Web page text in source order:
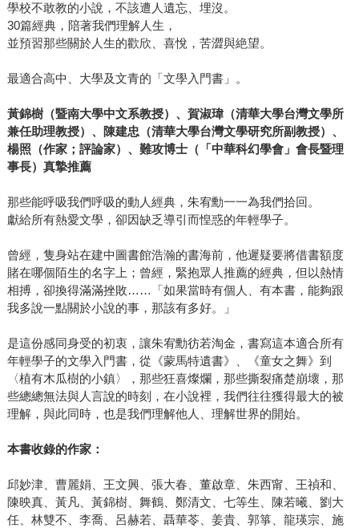
學校不敢教的小說，不該遭人遺忘、埋沒。
30篇經典，陪著我們理解人生，
並預習那些關於人生的歡欣、喜悅，苦澀與絶望。
最適合高中、大學及文青的「文學入門書」。
黃錦樹（暨南大學中文系教授）、賀淑瑋（清華大學台灣文學所
兼任助理教授）、陳建忠（清華大學台灣文學研究所副教授）、
楊照（作家；評論家）、難攻博士（「中華科幻學會」會長暨理
事長）真摯推薦
那些能呼吸我們呼吸的動人經典，朱宥勳一一為我們拾回。
獻給所有熱愛文學，卻因缺乏導引而惶惑的年輕學子。
曾經，隻身站在建中圖書館浩瀚的書海前，他遲疑要將借書額度
賭在哪個陌生的名字上；曾經，緊抱眾人推薦的經典，但以熱情
相搏，卻換得滿滿挫敗……「如果當時有個人、有本書，能夠跟
我多說一點關於小說的事，那該有多好。」
是這份感同身受的初衷，讓朱宥勳彷若淘金，書寫這本適合所有
年輕學子的文學入門書，從《蒙馬特遺書》、《童女之舞》到
〈植有木瓜樹的小鎮〉，那些狂喜燦爛，那些撕裂痛楚崩壞，那
些總總無法與人言說的時刻，在小說裡，我們往往獲得最大的被
理解，與此同時，也是我們理解他人、理解世界的開始。
本書收錄的作家：
邱妙津、曹麗娟、王文興、張大春、董啟章、朱西甯、王禎和、
陳映真、黃凡、黃錦樹、舞鶴、鄭清文、七等生、陳若曦、劉大
任、林雙不、李喬、呂赫若、聶華苓、姜貴、郭箏、龍瑛宗、施